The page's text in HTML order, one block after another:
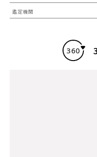
鑑定機関